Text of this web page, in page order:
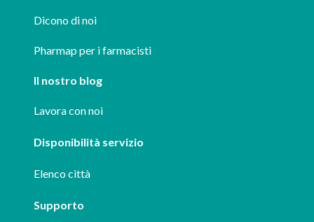
Dicono di noi
Pharmap per i farmacisti
Il nostro blog
Lavora con noi
Disponibilità servizio
Elenco città
Supporto